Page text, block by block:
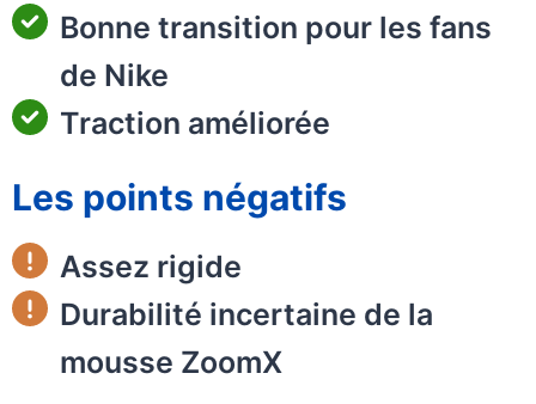
Bonne transition pour les fans
de Nike
Traction améliorée
Les points négatifs
Assez rigide
Durabilité incertaine de la
mousse ZoomX